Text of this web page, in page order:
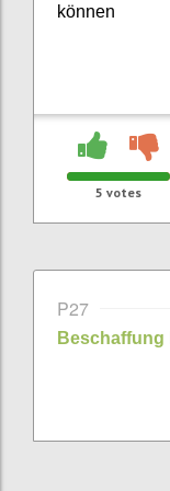
können
5 votes
P27
Beschaffung